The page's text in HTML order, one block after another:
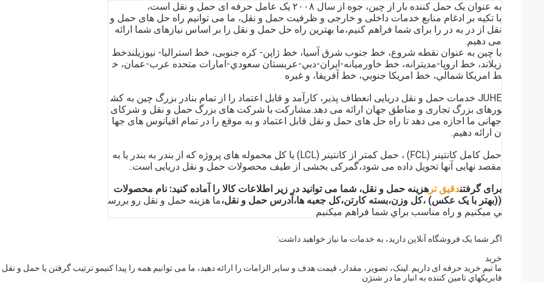
به عنوان یک حمل کننده بار از چین، جوه از سال ۲۰۰۸ یک عامل حرفه ای حمل و نقل است،
با تکیه بر ادغام منابع خدمات داخلی و خارجی و ظرفیت حمل و نقل، ما می توانیم راه حل های حمل و
نقل از در به در را برای شما فراهم کنیم،ما بهترین راه حل حمل و نقل را بر اساس نیازهای شما ارائه
می دهیم.
با چین به عنوان نقطه شروع، خط جنوب شرق آسیا، خط ژاپن- کره جنوبی، خط استرالیا- نیوزیلندخط
زيلاند، خط اروپا-مديترانه، خط خاورميانه-ايران-دبي-عربستان سعودي-امارات متحده عرب-عمان، خ
ط امريکا شمالي، خط امريکا جنوبي، خط آفريقا، و غيره
JUHE خدمات حمل و نقل دریایی انعطاف پذیر، کارآمد و قابل اعتماد را از تمام بنادر بزرگ چین به کش
ورهای بزرگ تجاری و مناطق جهان ارائه می دهد.مشارکت با شرکت های بزرگ حمل و نقل و شرکای
جهانی ما اجازه می دهد تا راه حل های حمل و نقل قابل اعتماد و به موقع را در تمام اقیانوس های جها
ن ارائه دهیم.
حمل کامل کانتینر (FCL) ، حمل کمتر از کانتینر (LCL) یا کل محموله های پروژه که از بندر به بندر یا به
مقصد نهایی آنها تحویل داده می شود،گمرکی بخشی از طیف محصولات حمل و نقل دریایی است..
برای گرفتندقیق تر هزینه حمل و نقل، شما می توانید در زیر اطلاعات کالا را آماده کنید: نام محصولات
((بهتر با یک عکس) ،کل وزن،بسته کارتن،کل جعبه ها،آدرس حمل و نقل،ما هزینه حمل و نقل رو بررس
ي ميکنيم و راه مناسب براي شما فراهم ميکنيم
اگر شما یک فروشگاه آنلاین دارید، به خدمات ما نیاز خواهید داشت:
خرید
ما تیم خرید حرفه ای داریم. لینک، تصویر، مقدار، قیمت هدف و سایر الزامات را ارائه دهید، ما می توانیم همه را پیدا کنیمو ترتيب گرفتن يا حمل و نقل
فابريکهاي تامين کننده به انبار ما در شنژن